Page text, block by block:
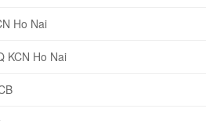
Ho Nai
KCN Ho Nai